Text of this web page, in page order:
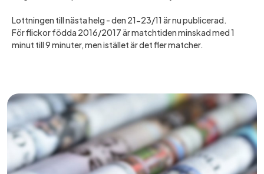
Lottningen till nästa helg - den 21-23/11 är nu publicerad.
För flickor födda 2016/2017 är matchtiden minskad med 1
minut till 9 minuter, men istället är det fler matcher.